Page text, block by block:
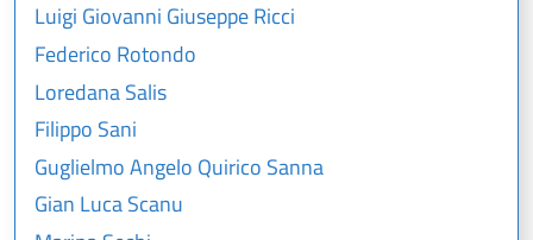
Luigi Giovanni Giuseppe Ricci
Federico Rotondo
Loredana Salis
Filippo Sani
Guglielmo Angelo Quirico Sanna
Gian Luca Scanu